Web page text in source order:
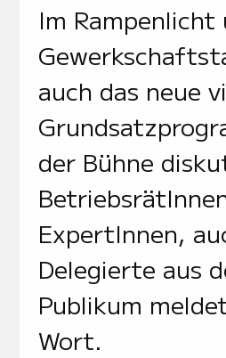
Im Rampenlicht
auch das neue
der Bühne
ExpertInnen,
Delegierte aus
Publikum
Wort.